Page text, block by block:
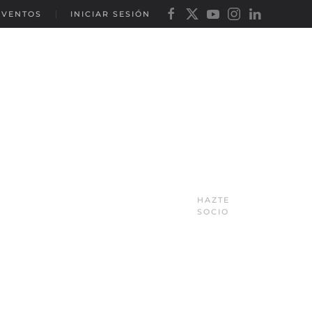
INICIAR SESIÓN
HAZTE
SOCIO